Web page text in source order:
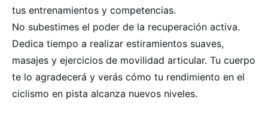
tus entrenamientos y competencias.
No subestimes el poder de la recuperación activa.
Dedica tiempo a realizar estiramientos suaves,
masajes y ejercicios de movilidad articular. Tu cuerpo
te lo agradecerá y verás cómo tu rendimiento en el
ciclismo en pista alcanza nuevos niveles.